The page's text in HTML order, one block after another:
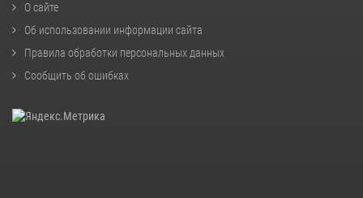
О сайте
Об использовании информации сайта
Правила обработки персональных данных
Сообщить об ошибках